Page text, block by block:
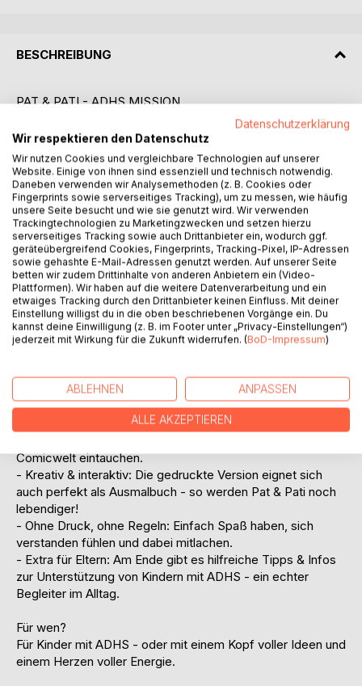
BESCHREIBUNG
PAT & PATI - ADHS MISSION
Ein lustiger Comic für Kinder mit ADHS - voller Fantasie,
Energie und eigener Superkräfte!
Hallo, du kreativer Kopf!
Manchmal ist in deinem Kopf richtig viel los? Gedanken
rasen, Gefühle wirbeln durcheinander - und keiner versteht
dich so richtig? Dann bist du hier genau richtig! Denn dieses
Buch wurde genau für Kinder wie dich gemacht.
PAT & PATI - ADHS MISSION ist ein einzigartiger Comic,
der nicht stillsitzen will - genau wie du! Pat und Pati zeigen
mit jeder Seite, dass ADHS auch eine Superkraft sein kann,
wenn man sich selbst besser versteht - und dabei Spaß
hat!
- Einfach zum Lachen: Lustige Geschichten, die zeigen,
wie wild und wunderbar das Leben mit ADHS sein kann.
- Volle Fantasie voraus: Kinder können die Abenteuer
Comicwelt eintauchen.
- Kreativ & interaktiv: Die gedruckte Version eignet sich
auch perfekt als Ausmalbuch - so werden Pat & Pati noch
lebendiger!
- Ohne Druck, ohne Regeln: Einfach Spaß haben, sich
verstanden fühlen und dabei mitlachen.
- Extra für Eltern: Am Ende gibt es hilfreiche Tipps & Infos
zur Unterstützung von Kindern mit ADHS - ein echter
Begleiter im Alltag.
Für wen?
Für Kinder mit ADHS - oder mit einem Kopf voller Ideen und
einem Herzen voller Energie.
Datenschutzerklärung
Wir respektieren den Datenschutz
Wir nutzen Cookies und vergleichbare Technologien auf unserer
Website. Einige von ihnen sind essenziell und technisch notwendig.
Daneben verwenden wir Analysemethoden (z. B. Cookies oder
Fingerprints sowie serverseitiges Tracking), um zu messen, wie häufig
unsere Seite besucht und wie sie genutzt wird. Wir verwenden
Trackingtechnologien zu Marketingzwecken und setzen hierzu
serverseitiges Tracking sowie auch Drittanbieter ein, wodurch ggf.
geräteübergreifend Cookies, Fingerprints, Tracking-Pixel, IP-Adressen
sowie gehashte E-Mail-Adressen genutzt werden. Auf unserer Seite
betten wir zudem Drittinhalte von anderen Anbietern ein (Video-
Plattformen). Wir haben auf die weitere Datenverarbeitung und ein
etwaiges Tracking durch den Drittanbieter keinen Einfluss. Mit deiner
Einstellung willigst du in die oben beschriebenen Vorgänge ein. Du
kannst deine Einwilligung (z. B. im Footer unter „Privacy-Einstellungen“)
jederzeit mit Wirkung für die Zukunft widerrufen. (BoD-Impressum)
ABLEHNEN ANPASSEN
ALLE AKZEPTIEREN